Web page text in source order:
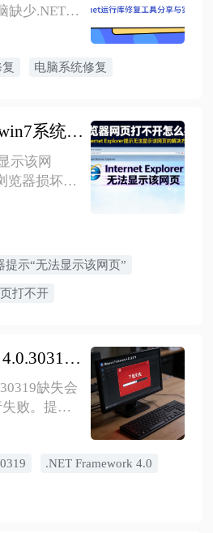
缺少.NET组
致某些应用
电脑系统修复
【已解决】重装win7系统后，Internet Explorer浏览器提示“无法显示该网页”
示该网
览器损坏，
ping
效则运行
检查并关
案是直接
兼容性更
立即配置
动、运行
提示“无法显示该网页”
打不开
​.NET Framework 4.0.30319下载失败？三种权威解决方案
缺失会
败。提供
方下载
成安装后重
功能启用，
​.NET Framework 4.0